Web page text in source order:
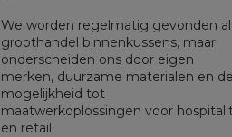
We worden regelmatig gevonden
groothandel binnenkussens, maar
onderscheiden ons door eigen
merken, duurzame materialen en
mogelijkheid tot
maatwerkoplossingen voor
en retail.